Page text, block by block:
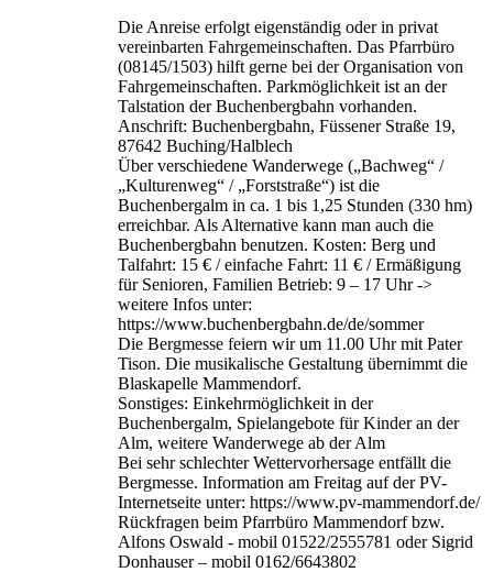
Die Anreise erfolgt eigenständig oder in privat
vereinbarten Fahrgemeinschaften. Das Pfarrbüro
(08145/1503) hilft gerne bei der Organisation von
Fahrgemeinschaften. Parkmöglichkeit ist an der
Talstation der Buchenbergbahn vorhanden.
Anschrift: Buchenbergbahn, Füssener Straße 19,
87642 Buching/Halblech
Über verschiedene Wanderwege („Bachweg“ /
„Kulturenweg“ / „Forststraße“) ist die
Buchenbergalm in ca. 1 bis 1,25 Stunden (330 hm)
erreichbar. Als Alternative kann man auch die
Buchenbergbahn benutzen. Kosten: Berg und
Talfahrt: 15 € / einfache Fahrt: 11 € / Ermäßigung
für Senioren, Familien Betrieb: 9 – 17 Uhr ->
weitere Infos unter:
https://www.buchenbergbahn.de/de/sommer
Die Bergmesse feiern wir um 11.00 Uhr mit Pater
Tison. Die musikalische Gestaltung übernimmt die
Blaskapelle Mammendorf.
Sonstiges: Einkehrmöglichkeit in der
Buchenbergalm, Spielangebote für Kinder an der
Alm, weitere Wanderwege ab der Alm
Bei sehr schlechter Wettervorhersage entfällt die
Bergmesse. Information am Freitag auf der PV-
Internetseite unter: https://www.pv-mammendorf.de/
Rückfragen beim Pfarrbüro Mammendorf bzw.
Alfons Oswald - mobil 01522/2555781 oder Sigrid
Donhauser – mobil 0162/6643802